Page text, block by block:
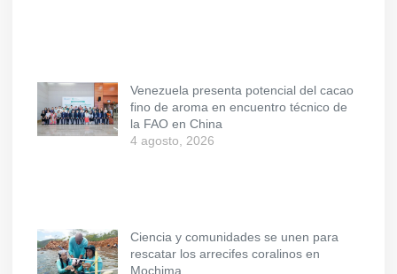
Venezuela presenta potencial del cacao
fino de aroma en encuentro técnico de
la FAO en China
4 agosto, 2026
Ciencia y comunidades se unen para
rescatar los arrecifes coralinos en
Mochima